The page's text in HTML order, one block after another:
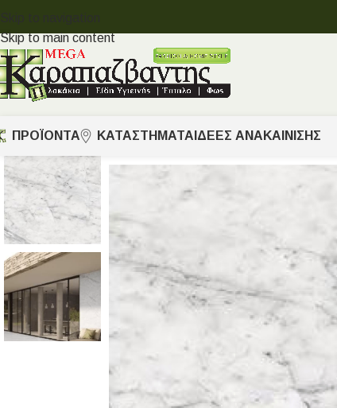
Skip to navigation
Skip to main content
ΠΡΟΪΟΝΤΑ ΚΑΤΑΣΤΗΜΑΤΑ ΙΔΈΕΣ ΑΝΑΚΑΊΝΙΣΗΣ